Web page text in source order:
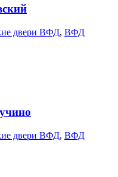
двери ВФД, ВФД
двери ВФД, ВФД